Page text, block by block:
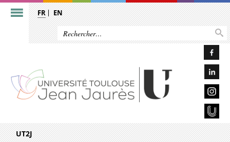
FR EN
UT2J